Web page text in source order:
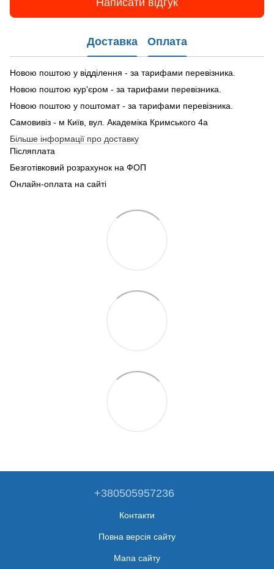
Написати відгук
Доставка Оплата
Новою поштою у відділення - за тарифами перевізника.
Новою поштою кур'єром - за тарифами перевізника.
Новою поштою у поштомат - за тарифами перевізника.
Самовивіз - м Київ, вул. Академіка Кримського 4а
Більше інформації про доставку
Післяплата
Безготівковий розрахунок на ФОП
Онлайн-оплата на сайті
+380505957236
Контакти
Повна версія сайту
Мапа сайту